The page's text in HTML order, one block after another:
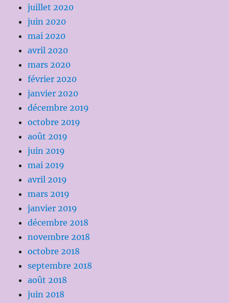
juillet 2020
juin 2020
mai 2020
avril 2020
mars 2020
février 2020
janvier 2020
décembre 2019
octobre 2019
août 2019
juin 2019
mai 2019
avril 2019
mars 2019
janvier 2019
décembre 2018
novembre 2018
octobre 2018
septembre 2018
août 2018
juin 2018